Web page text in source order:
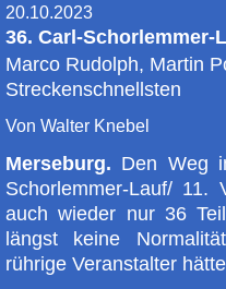
20.10.2023
36. Carl-
Marco Rudolph, Martin
Streckenschnellsten
Von Walter Knebel
Merseburg. Den Weg
Schorlemmer-Lauf/ 11.
auch wieder nur 36
längst keine
rührige Veranstalter